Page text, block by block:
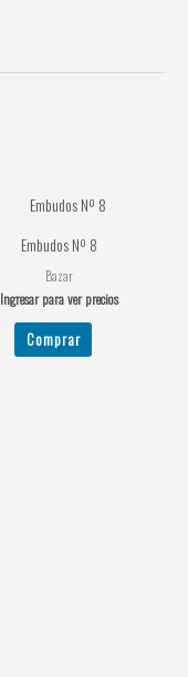
Embudos Nº 8
Bazar
Ingresar para ver precios
Comprar